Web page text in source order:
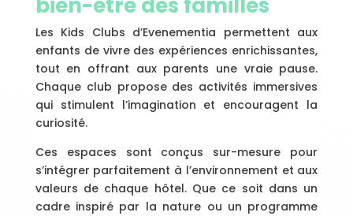
Les Kids Clubs d’Evenementia permettent aux
enfants de vivre des expériences enrichissantes,
tout en offrant aux parents une vraie pause.
Chaque club propose des activités immersives
qui stimulent l’imagination et encouragent la
curiosité.
Ces espaces sont conçus sur-mesure pour
s’intégrer parfaitement à l’environnement et aux
valeurs de chaque hôtel. Que ce soit dans un
cadre inspiré par la nature ou un programme